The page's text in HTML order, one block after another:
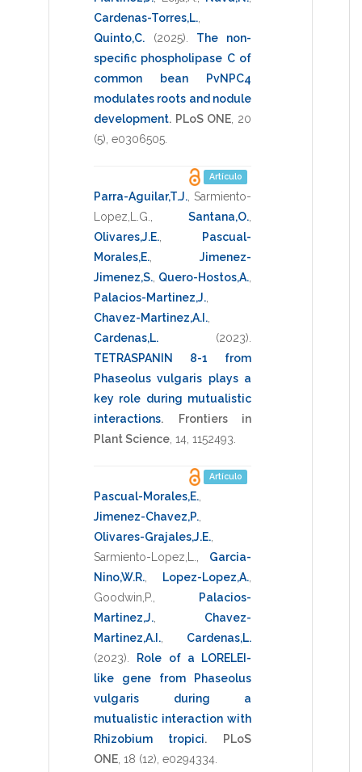
Cardenas-Torres,L.
Quinto,C.
(2025)
The non-
specific phospholipase C of
common bean PvNPC4
modulates roots and nodule
development. PLoS ONE 20
(5), e0306505
Artículo
Parra-Aguilar,T.J. Sarmiento-
Lopez,L.G.
Santana,O.
Olivares,J.E.
Pascual-
Morales,E.
Jimenez-
Jimenez,S. Quero-Hostos,A.
Palacios-Martinez,J.
Chavez-Martinez,A.I.
Cardenas,L.
(2023)
TETRASPANIN 8-1 from
Phaseolus vulgaris plays a
key role during mutualistic
interactions.
Frontiers in
Plant Science 14 1152493
Artículo
Pascual-Morales,E.
Jimenez-Chavez,P.
Olivares-Grajales,J.E.
Sarmiento-Lopez,L.
Garcia-
Nino,W.R.
Lopez-Lopez,A.
Goodwin,P.
Palacios-
Martinez,J.
Chavez-
Martinez,A.I.
Cardenas,L.
(2023)
Role of a LORELEI-
like gene from Phaseolus
vulgaris during a
mutualistic interaction with
Rhizobium tropici.
PLoS
ONE 18 (12), e0294334